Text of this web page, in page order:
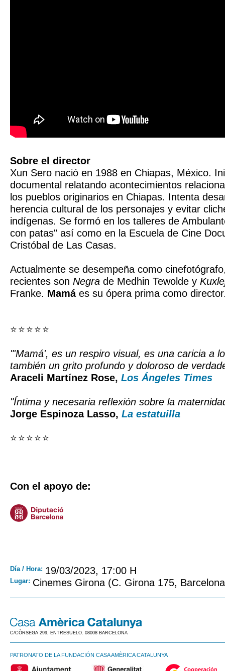
Sobre el director
Xun Sero nació en 1988 en Chiapas, México.
documental relatando acontecimientos
los pueblos originarios en Chiapas. Intenta
herencia cultural de los personajes y evitar
indígenas. Se formó en los talleres de
con patas" así como en la Escuela de Cine
Cristóbal de Las Casas.
Actualmente se desempeña como
recientes son Negra de Medhin Tewolde y
Franke. Mamáes su ópera prima como
⭐ ⭐ ⭐ ⭐ ⭐
"'Mamá', es un respiro visual, es una caricia a
también un grito profundo y doloroso de
Araceli Martínez Rose, Los Ángeles Times
"Íntima y necesaria reflexión sobre la
Jorge Espinoza Lasso, La estatuilla
⭐ ⭐ ⭐ ⭐ ⭐
Con el apoyo de:
Día / Hora: 19/03/2023, 17:00 H
Lugar: Cinemes Girona (C. Girona 175,
C/CÒRSEGA 299, ENTRESUELO. 08008 BARCELONA
PATRONATO DE LA FUNDACIÓN CASA AMÈRICA CATALUNYA